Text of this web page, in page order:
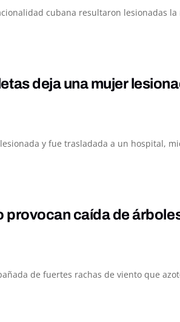
cubana resultaron lesionadas
deja una mujer
y fue trasladada a un hospital,
provocan caída de
de fuertes rachas de viento que